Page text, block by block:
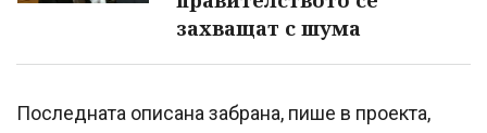
захващат с шума
Последната описана забрана, пише в проекта,